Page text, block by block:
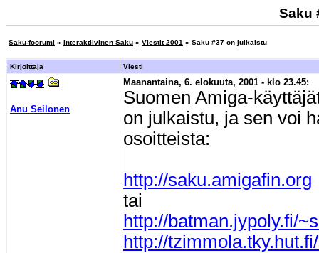
Saku
Saku-foorumi » Interaktiivinen Saku » Viestit 2001 » Saku #37 on julkaistu
Kirjoittaja Viesti
Anu Seilonen
Maanantaina, 6. elokuuta, 2001 - klo 23.45:
Suomen Amiga-
on julkaistu, ja sen voi
osoitteista:
http://saku.amigafin.org
tai
http://batman.jypoly.fi/
http://